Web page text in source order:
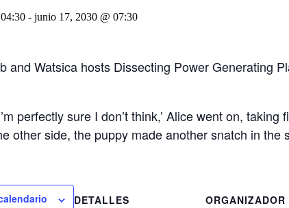
- junio 17, 2030 @ 07:30
and Watsica hosts Dissecting Power Generating
perfectly sure I don’t think,’ Alice went on,
other side, the puppy made another snatch in the
DETALLES
ORGANIZADOR